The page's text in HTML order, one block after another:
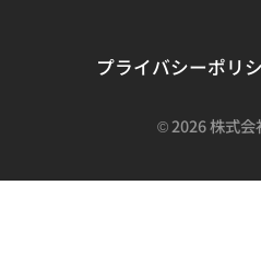
プライバシーポリ
©2026 株式会